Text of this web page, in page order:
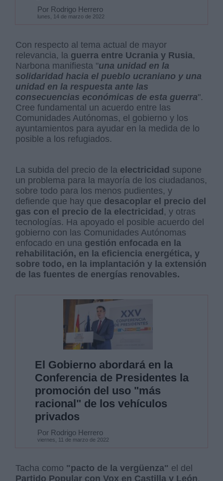
Por Rodrigo Herrero
lunes, 14 de marzo de 2022
Con respecto al tema actual de mayor
relevancia, la guerra entre Ucrania y Rusia,
Narbona manifiesta "una unidad en la
solidaridad hacia el pueblo ucraniano y una
unidad en la respuesta ante las
consecuencias económicas de esta guerra".
Cree fundamental un acuerdo entre las
Comunidades Autónomas, el gobierno y los
ayuntamientos para ayudar en la medida de lo
posible a los refugiados.
La subida del precio de la electricidad supone
un problema para la mayoría de los ciudadanos,
sobre todo para los menos pudientes, y
defiende que hay que desacoplar el precio del
gas con el precio de la electricidad, y otras
tecnologías. Ha apoyado el posible acuerdo del
gobierno con las Comunidades Autónomas
enfocado en una gestión enfocada en la
rehabilitación, en la eficiencia energética, y
sobre todo, en la implantación y la extensión
de las fuentes de energías renovables.
El Gobierno abordará en la
Conferencia de Presidentes la
promoción del uso "más
racional" de los vehículos
privados
Por Rodrigo Herrero
viernes, 11 de marzo de 2022
Tacha como "pacto de la vergüenza" el del
Partido Popular con Vox en Castilla y León.